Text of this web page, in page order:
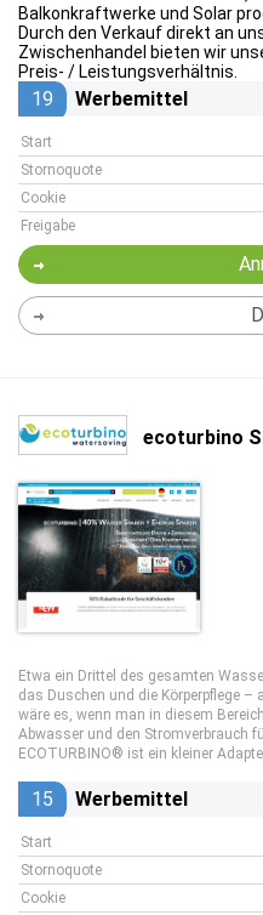
Balkonkraftwerke und Solar
Durch den Verkauf direkt an
Zwischenhandel bieten wir
Preis- / Leistungsverhältnis.
19 Werbemittel
Start
Stornoquote
Cookie
Freigabe
ecoturbino
Etwa ein Drittel des gesamten
das Duschen und die Körperpflege –
wäre es, wenn man in diesem
Abwasser und den Stromverbrauch
ECOTURBINO® ist ein kleiner
15 Werbemittel
Start
Stornoquote
Cookie